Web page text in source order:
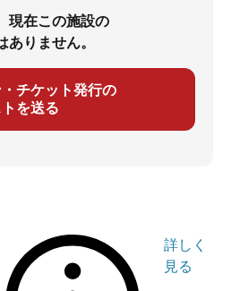
現在この施設の
ありません。
チケット発行の
を送る
詳しく
見る